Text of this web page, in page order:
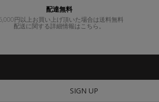
配達無料
円以上お買い上げ頂いた場合は送料無料
配送に関する詳細情報はこちら。
SIGN UP